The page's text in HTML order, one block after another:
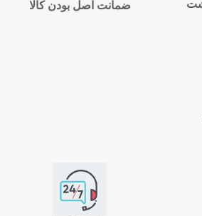
ضمانت اصل بودن کالا